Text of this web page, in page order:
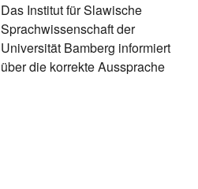
Das Institut für Slawische
Sprachwissenschaft der
Universität Bamberg informiert
über die korrekte Aussprache